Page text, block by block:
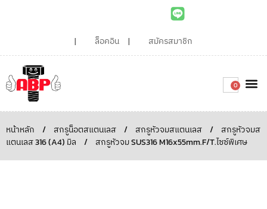
ล็อคอิน สมัครสมาชิก
0
หน้าหลัก / สกรูน็อตสแตนเลส / สกรูหัวจมสแตนเลส /
สกรูหัวจมส
แตนเลส 316 (A4) มิล
/ สกรูหัวจม SUS316 M16x55mm.F/T.ไซซ์พิเศษ